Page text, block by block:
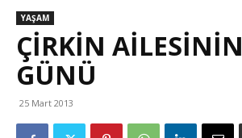
YAŞAM
ÇIRKIN
GÜNÜ
25 Mart 2013